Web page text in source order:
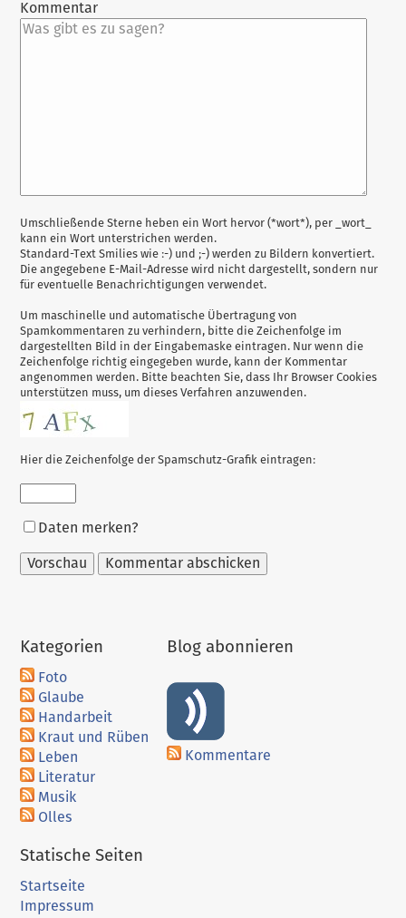
Kommentar
Antwort
zu
Umschließende Sterne heben ein Wort hervor (*wort*), per _wort_
kann ein Wort unterstrichen werden.
Standard-Text Smilies wie :-) und ;-) werden zu Bildern konvertiert.
Die angegebene E-Mail-Adresse wird nicht dargestellt, sondern nur
für eventuelle Benachrichtigungen verwendet.
Um maschinelle und automatische Übertragung von
Spamkommentaren zu verhindern, bitte die Zeichenfolge im
dargestellten Bild in der Eingabemaske eintragen. Nur wenn die
Zeichenfolge richtig eingegeben wurde, kann der Kommentar
angenommen werden. Bitte beachten Sie, dass Ihr Browser Cookies
unterstützen muss, um dieses Verfahren anzuwenden.
Hier die Zeichenfolge der Spamschutz-Grafik eintragen:
Formular-
Daten merken?
Kategorien
Foto
Glaube
Handarbeit
Kraut und Rüben
Leben
Literatur
Musik
Olles
Blog abonnieren
Kommentare
Statische Seiten
Startseite
Impressum